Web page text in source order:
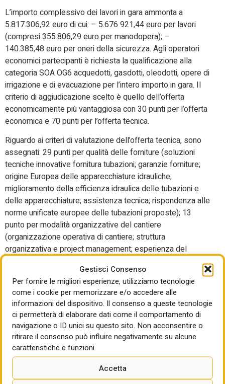
Gestisci Consenso
Per fornire le migliori esperienze, utilizziamo tecnologie
come i cookie per memorizzare e/o accedere alle
informazioni del dispositivo. Il consenso a queste tecnologie
ci permetterà di elaborare dati come il comportamento di
navigazione o ID unici su questo sito. Non acconsentire o
ritirare il consenso può influire negativamente su alcune
caratteristiche e funzioni.
Accetta
L’importo complessivo dei lavori in gara ammonta a
5.817.306,92 euro di cui: – 5.676 921,44 euro per lavori
(compresi 355.806,29 euro per manodopera); –
140.385,48 euro per oneri della sicurezza. Agli operatori
economici partecipanti è richiesta la qualificazione alla
categoria SOA OG6 acquedotti, gasdotti, oleodotti, opere di
irrigazione e di evacuazione per l’intero importo in gara. Il
criterio di aggiudicazione scelto è quello dell’offerta
economicamente più vantaggiosa con 30 punti per l’offerta
economica e 70 punti per l’offerta tecnica.
Riguardo ai criteri di valutazione dell’offerta tecnica, sono
assegnati: 29 punti per qualità delle forniture (soluzioni
tecniche innovative fornitura tubazioni; garanzie forniture;
origine Europea delle apparecchiature idrauliche;
miglioramento della efficienza idraulica delle tubazioni e
delle apparecchiature; assistenza tecnica; rispondenza alle
norme unificate europee delle tubazioni proposte); 13
punto per modalità organizzative del cantiere
(organizzazione operativa di cantiere; struttura
organizzativa e project management; esperienza del
direttore tecnico di cantiere); 10 punti per professionalità e
adeguatezza e per soluzioni tecnicorealizzative
migliorative ed innovative; 6 punti per soluzioni CAM
(qualità dei mezzi destinati all’appalto; rispondenza delle
tubazioni in polietilene ai requisiti CAM); 4 punti per
restituzione asbuilt compatibile con il GIS; 3 punti per
rispetto principi DNSH; 2 punti per parità di genere. Per
l’esecuzione dei lavori sono previsti 545 giorni decorrenti
dalla data del verbale di consegna.
Termine per la partecipazione:12/05/2025 ore 14:00